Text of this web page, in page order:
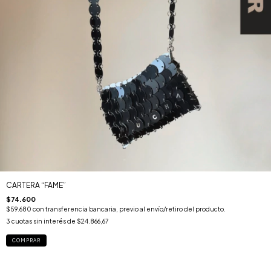
CARTERA “FAME”
$74.600
$59.680 con transferencia bancaria, previo al envío/retiro del producto.
3 cuotas sin interés de $24.866,67
COMPRAR